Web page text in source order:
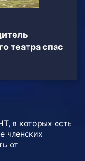
театра спас
в которых есть
членских
от